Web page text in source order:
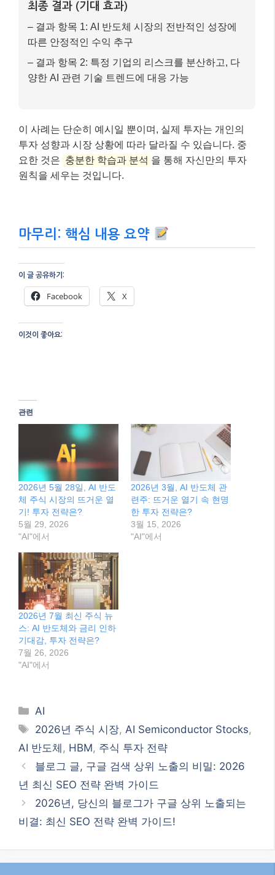
체와 시너지를 낼 수 있는 소프트웨어 또는 플랫폼
기업에 소액 투자하여 포트폴리오의 다양성을 확보
합니다.
최종 결과 (기대 효과)
– 결과 항목 2: 특정 기업의 리스크를 분산하고, 다
이 사례는 단순히 예시일 뿐이며, 실제 투자는 개인의
투자 성향과 시장 상황에 따라 달라질 수 있습니다. 중
요한 것은
마무리: 핵심 내용 요약
이 글 공유하기:
Facebook
이것이 좋아요:
관련
2026년 5월 28일, AI 반도
"AI"에서
2026년 7월 최신 주식 뉴
스: AI 반도체와 금리 인하
기대감, 투자 전략은?
7월 26, 2026